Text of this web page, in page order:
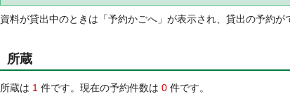
資料が貸出中のときは「予約かごへ」が表示され、貸出の予約が
所蔵
所蔵は 1 件です。現在の予約件数は 0 件です。